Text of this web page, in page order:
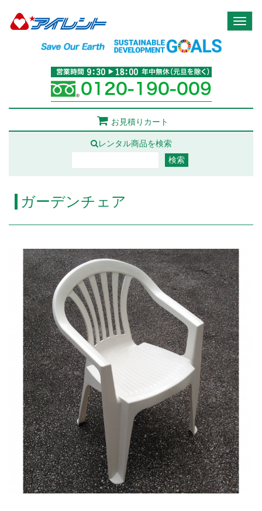
お見積りカート
レンタル商品を検索
ガーデンチェア